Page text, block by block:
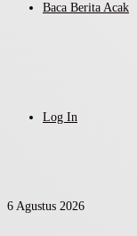
Baca Berita Acak
Log In
6 Agustus 2026